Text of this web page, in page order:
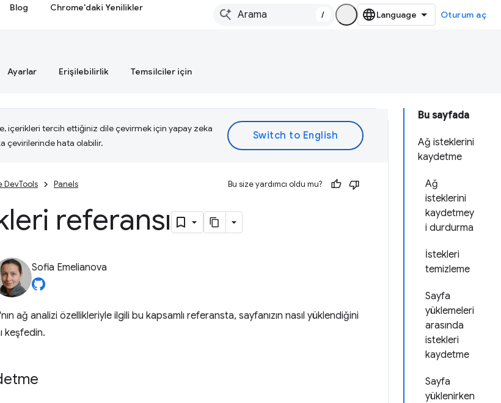
Blog Chrome'daki Yenilikler
/ Oturum aç
Ayarlar Erişilebilirlik Temsilciler için
Bu sayfada
Ağ isteklerini
kaydetme
Ağ
isteklerini
kaydetmey
i durdurma
İstekleri
temizleme
Sayfa
yüklemeleri
arasında
istekleri
kaydetme
Sayfa
yüklenirken
içerikleri tercih ettiğiniz dile çevirmek için yapay zeka
çevirilerinde hata olabilir.
DevTools Panels Bu size yardımcı oldu mu?
referansı
Sofia Emelianova
ağ analizi özellikleriyle ilgili bu kapsamlı referansta, sayfanızın nasıl yüklendiğini
keşfedin.